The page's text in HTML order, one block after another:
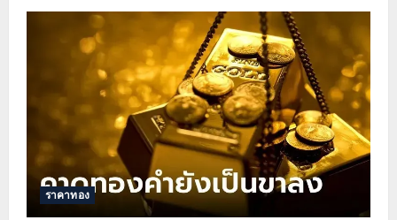
ทอง
มิ.ย.
66
ราคาทอง